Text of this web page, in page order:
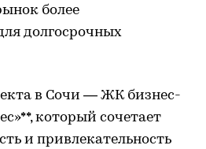
более
долгосрочных
в Сочи — ЖК бизнес-
который сочетает
и привлекательность